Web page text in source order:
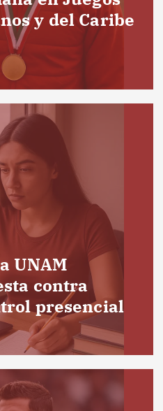
y del Caribe
UNAM
contra
presencial